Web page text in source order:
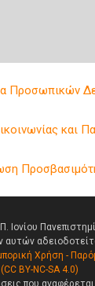
Προσωπικών
και
Ιονίου
αυτών
Χρήση -
BY-NC-SA 4.0)